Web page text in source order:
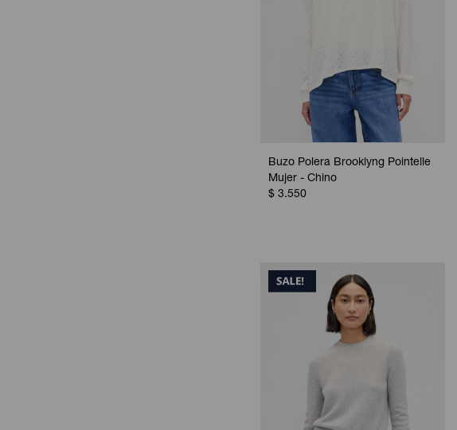
Buzo Polera Brooklyng Pointelle
Mujer - Chino
$ 3.550